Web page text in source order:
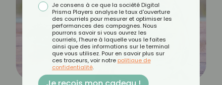
Je consens à ce que la société Digital
Prisma Players analyse le taux d'ouverture
des courriels pour mesurer et optimiser les
performances des campagnes. Nous
pourrons savoir si vous ouvrez les
courriels, l'heure à laquelle vous le faites
ainsi que des informations sur le terminal
que vous utilisez. Pour en savoir plus sur
ces traceurs, voir notre politique de
confidentialité.